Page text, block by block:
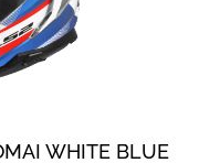
WHITE BLUE